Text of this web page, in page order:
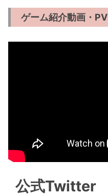
ゲーム紹介動画・PV
公式Twitter